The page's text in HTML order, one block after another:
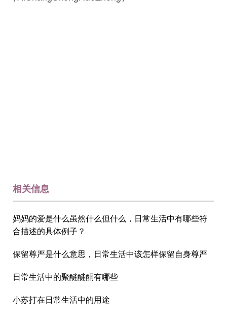
相关信息
妈妈的爱是什么虽然什么但什么，日常生活中有哪些符
合描述的具体例子？
保留尊严是什么意思，日常生活中该怎样保留自身尊严
日常生活中的聚醚醚酮有哪些
小苏打在日常生活中的用途